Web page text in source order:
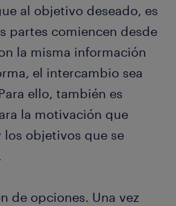
al objetivo deseado, es
partes comiencen desde
la misma información
el intercambio sea
ello, también es
la motivación que
objetivos que se
de opciones. Una vez